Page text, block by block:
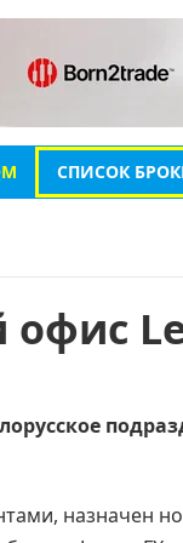
СПИСОК
офис
назначен